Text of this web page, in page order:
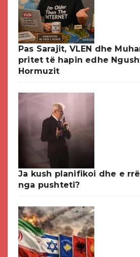
Pas Sarajit, VLEN dhe
pritet të hapin edhe
Hormuzit
Ja kush planifikoi dhe e
nga pushteti?